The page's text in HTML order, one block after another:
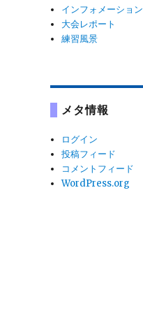
インフォメーション
大会レポート
練習風景
メタ情報
ログイン
投稿フィード
コメントフィード
WordPress.org